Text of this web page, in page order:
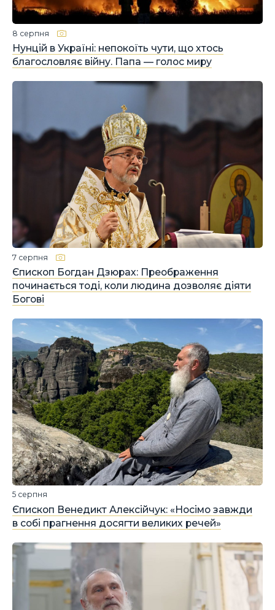
Нунцій в Україні: непокоїть чути, що хтось
благословляє війну. Папа — голос миру
8 серпня
Єпископ Богдан Дзюрах: Преображення
починається тоді, коли людина дозволяє діяти
Богові
7 серпня
Єпископ Венедикт Алексійчук: «Носімо завжди
в собі прагнення досягти великих речей»
5 серпня